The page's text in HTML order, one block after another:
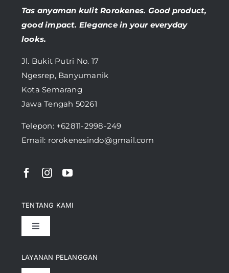
Tas anyaman kulit Rorokenes. Good product,
good impact. Elegance in your everyday
looks.
Jl. Bukit Putri No. 17
Ngesrep, Banyumanik
Kota Semarang
Jawa Tengah 50261
Telepon: +62811-2998-249
Email: rorokenesindo@gmail.com
LAYANAN PELANGGAN
TENTANG KAMI
Toggle
Pencapaian